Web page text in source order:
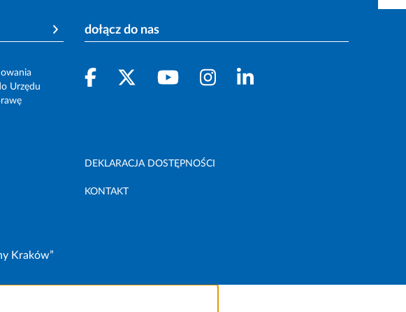
Urzędu
dołącz do nas
DEKLARACJA DOSTĘPNOŚCI
KONTAKT
Kraków”